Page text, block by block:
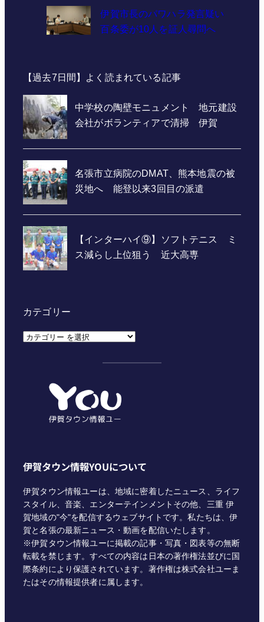
伊賀市長のパワハラ発言疑い
百条委が10人を証人尋問へ
【過去7日間】よく読まれている記事
カテゴリー
カ
伊賀タウン情報YOUについて
伊賀タウン情報ユーは、地域に密着したニュース、ライフ
スタイル、音楽、エンターテインメントその他、三重 伊
賀地域の"今"を配信するウェブサイトです。私たちは、伊
賀と名張の最新ニュース・動画を配信いたします。
※伊賀タウン情報ユーに掲載の記事・写真・図表等の無断
転載を禁じます。すべての内容は日本の著作権法並びに国
際条約により保護されています。著作権は株式会社ユーま
たはその情報提供者に属します。